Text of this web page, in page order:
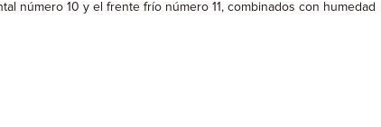
número 10 y el frente frío número 11, combinados con humedad